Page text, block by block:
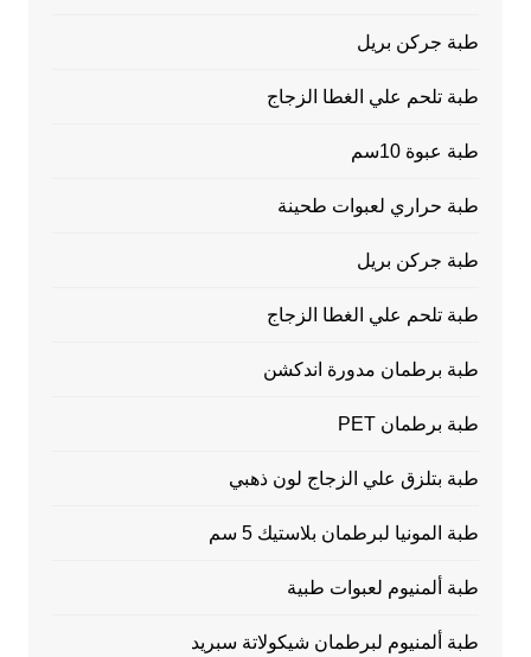
طبة جركن بريل
طبة تلحم علي الغطا الزجاج
طبة عبوة 10سم
طبة حراري لعبوات طحينة
طبة جركن بريل
طبة تلحم علي الغطا الزجاج
طبة برطمان مدورة اندكشن
طبة برطمان PET
طبة بتلزق علي الزجاج لون ذهبي
طبة المونيا لبرطمان بلاستيك 5 سم
طبة ألمنيوم لعبوات طبية
طبة ألمنيوم لبرطمان شيكولاتة سبريد